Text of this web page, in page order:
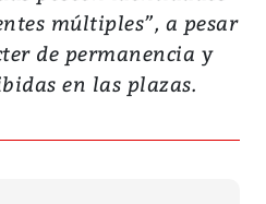
múltiples”, a pesar
de permanencia y
en las plazas.